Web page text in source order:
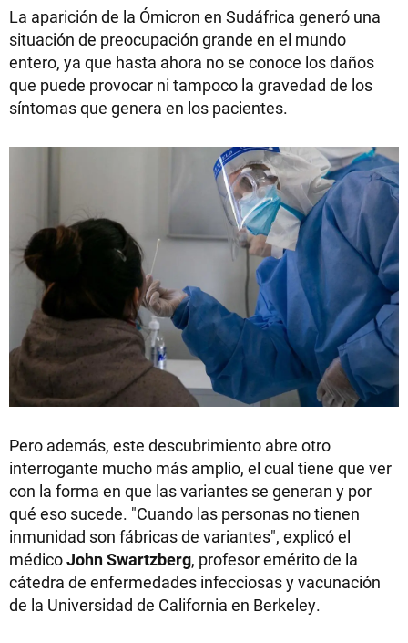
La aparición de la Ómicron en Sudáfrica generó una
situación de preocupación grande en el mundo
entero, ya que hasta ahora no se conoce los daños
que puede provocar ni tampoco la gravedad de los
síntomas que genera en los pacientes.
Pero además, este descubrimiento abre otro
interrogante mucho más amplio, el cual tiene que ver
con la forma en que las variantes se generan y por
qué eso sucede. "Cuando las personas no tienen
inmunidad son fábricas de variantes", explicó el
médicoJohn Swartzberg, profesor emérito de la
cátedra de enfermedades infecciosas y vacunación
de la Universidad de California en Berkeley.